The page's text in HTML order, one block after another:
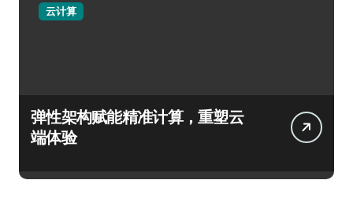
云计算
弹性架构赋能精准计算，重塑云
端体验